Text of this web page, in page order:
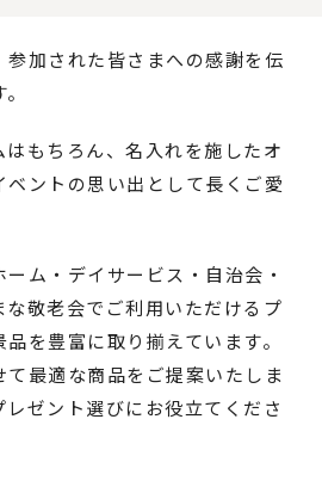
加された皆さまへの感謝を伝
もちろん、名入れを施したオ
ベントの思い出として長くご愛
ム・デイサービス・自治会・
敬老会でご利用いただけるプ
を豊富に取り揃えています。
最適な商品をご提案いたしま
ゼント選びにお役立てくださ